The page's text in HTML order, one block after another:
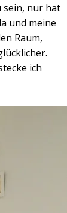
sein, nur hat
und meine
Raum,
ich